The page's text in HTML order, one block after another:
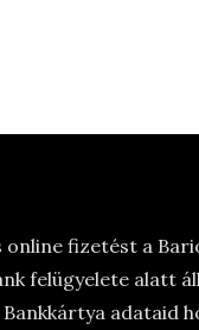
online fizetést a
felügyelete alatt
adataid